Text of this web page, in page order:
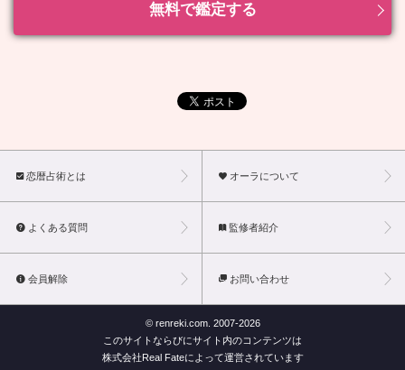
無料で鑑定する
恋暦占術とは オーラについて
よくある質問 監修者紹介
会員解除 お問い合わせ
© renreki.com. 2007-2026
このサイトならびにサイト内のコンテンツは
株式会社Real Fateによって運営されています